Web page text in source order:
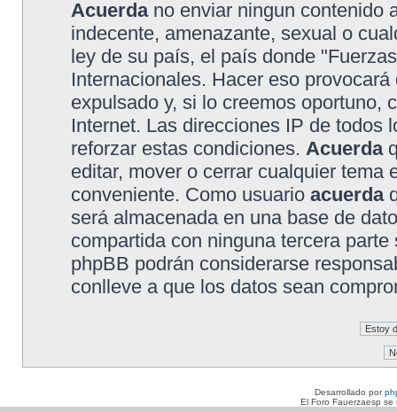
Acuerdano enviar ningun contenido
indecente, amenazante, sexual o
ley de su país, el país donde
Internacionales. Hacer eso
expulsado y, si lo creemos oportuno,
Internet. Las direcciones IP de todos
reforzar estas condiciones. Acuerda
editar, mover o cerrar cualquier tema
conveniente. Como usuario acuerda
será almacenada en una base de
compartida con ninguna tercera
phpBB podrán considerarse
conlleve a que los datos sean
Desarrollado por
El Foro Fauerzaesp